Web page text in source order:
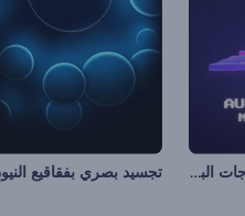
التجسيد البصري بموجات البكسل تجسيد بصري بفقاقيع